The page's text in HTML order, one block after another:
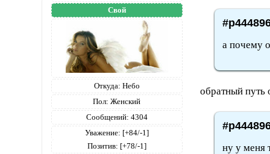
Свой
Откуда: Небо
Пол: Женский
Сообщений: 4304
Уважение: [+84/-1]
Позитив: [+78/-1]
а почему
обратный путь
ну у меня